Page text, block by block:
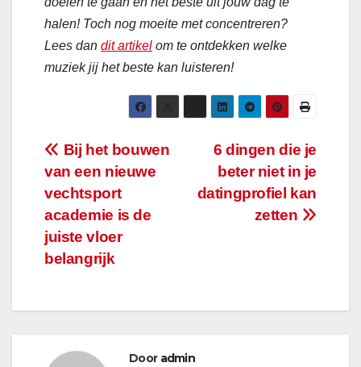
halen! Toch nog moeite met concentreren?
Lees dan dit artikel om te ontdekken welke
muziek jij het beste kan luisteren!
Bericht
navigatie
6 dingen die je
beter niet in je
datingprofiel kan
zetten
Bij het bouwen
van een nieuwe
vechtsport
academie is de
juiste vloer
belangrijk
Door admin